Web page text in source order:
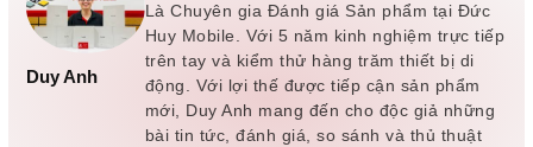
Duy Anh
Là Chuyên gia Đánh giá Sản phẩm tại Đức
Huy Mobile. Với 5 năm kinh nghiệm trực tiếp
trên tay và kiểm thử hàng trăm thiết bị di
động. Với lợi thế được tiếp cận sản phẩm
mới, Duy Anh mang đến cho độc giả những
bài tin tức, đánh giá, so sánh và thủ thuật